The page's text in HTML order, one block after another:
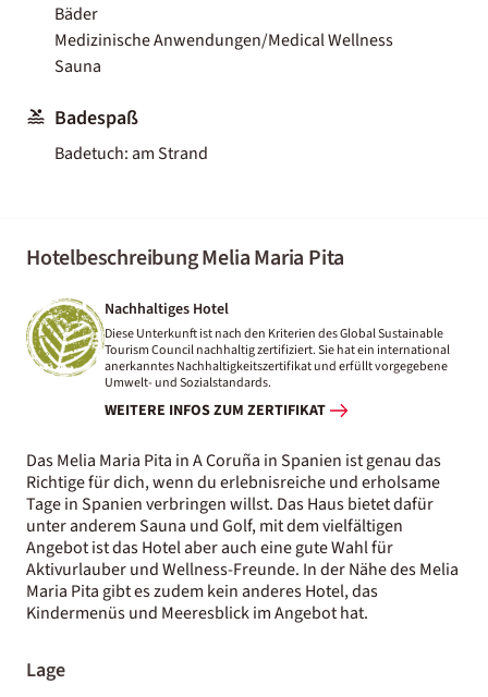
Bäder
Medizinische Anwendungen/Medical Wellness
Sauna
Badespaß
Badetuch: am Strand
Hotelbeschreibung Melia Maria Pita
Nachhaltiges Hotel
Diese Unterkunft ist nach den Kriterien des Global Sustainable
Tourism Council nachhaltig zertifiziert. Sie hat ein international
anerkanntes Nachhaltigkeitszertifikat und erfüllt vorgegebene
Umwelt- und Sozialstandards.
WEITERE INFOS ZUM ZERTIFIKAT
Das Melia Maria Pita in A Coruña in Spanien ist genau das
Richtige für dich, wenn du erlebnisreiche und erholsame
Tage in Spanien verbringen willst. Das Haus bietet dafür
unter anderem Sauna und Golf, mit dem vielfältigen
Angebot ist das Hotel aber auch eine gute Wahl für
Aktivurlauber und Wellness-Freunde. In der Nähe des Melia
Maria Pita gibt es zudem kein anderes Hotel, das
Kindermenüs und Meeresblick im Angebot hat.
Lage